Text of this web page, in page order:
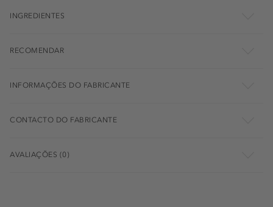
INGREDIENTES
RECOMENDAR
INFORMAÇÕES DO FABRICANTE
CONTACTO DO FABRICANTE
AVALIAÇÕES (0)